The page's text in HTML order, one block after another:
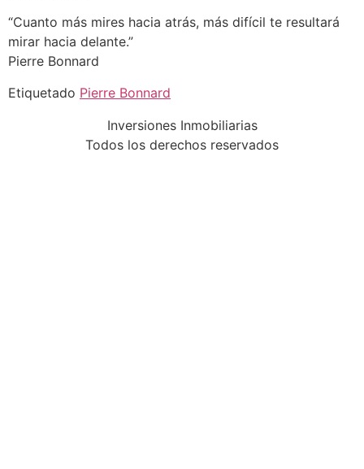
“Cuanto más mires hacia atrás, más difícil te resultará
mirar hacia delante.”
Pierre Bonnard
Etiquetado Pierre Bonnard
Inversiones Inmobiliarias
Todos los derechos reservados